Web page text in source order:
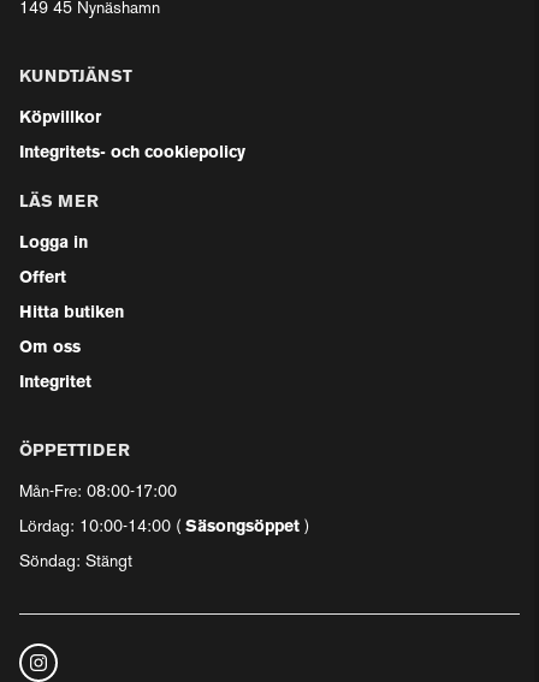
149 45 Nynäshamn
KUNDTJÄNST
Köpvillkor
Integritets- och cookiepolicy
LÄS MER
Logga in
Offert
Hitta butiken
Om oss
Integritet
ÖPPETTIDER
Mån-Fre: 08:00-17:00
Lördag: 10:00-14:00 ( Säsongsöppet )
Söndag: Stängt